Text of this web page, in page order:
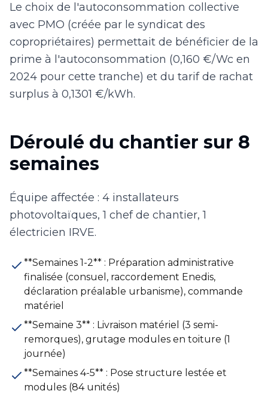
Le choix de l'autoconsommation collective
avec PMO (créée par le syndicat des
copropriétaires) permettait de bénéficier de la
prime à l'autoconsommation (0,160 €/Wc en
2024 pour cette tranche) et du tarif de rachat
surplus à 0,1301 €/kWh.
Déroulé du chantier sur 8
semaines
Équipe affectée : 4 installateurs
photovoltaïques, 1 chef de chantier, 1
électricien IRVE.
**Semaines 1-2** : Préparation administrative
finalisée (consuel, raccordement Enedis,
déclaration préalable urbanisme), commande
matériel
**Semaine 3** : Livraison matériel (3 semi-
remorques), grutage modules en toiture (1
journée)
**Semaines 4-5** : Pose structure lestée et
modules (84 unités)